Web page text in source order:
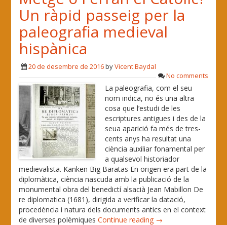
Un ràpid passeig per la
paleografia medieval
hispànica
20 de desembre de 2016byVicent Baydal
No comments
La paleografia, com el seu
nom indica, no és una altra
cosa que l’estudi de les
escriptures antigues i des de la
seua aparició fa més de tres-
cents anys ha resultat una
ciència auxiliar fonamental per
a qualsevol historiador
medievalista. Kanken Big Baratas En origen era part de la
diplomàtica, ciència nascuda amb la publicació de la
monumental obra del benedictí alsacià Jean Mabillon De
re diplomatica (1681), dirigida a verificar la datació,
procedència i natura dels documents antics en el context
de diverses polèmiquesContinue reading →